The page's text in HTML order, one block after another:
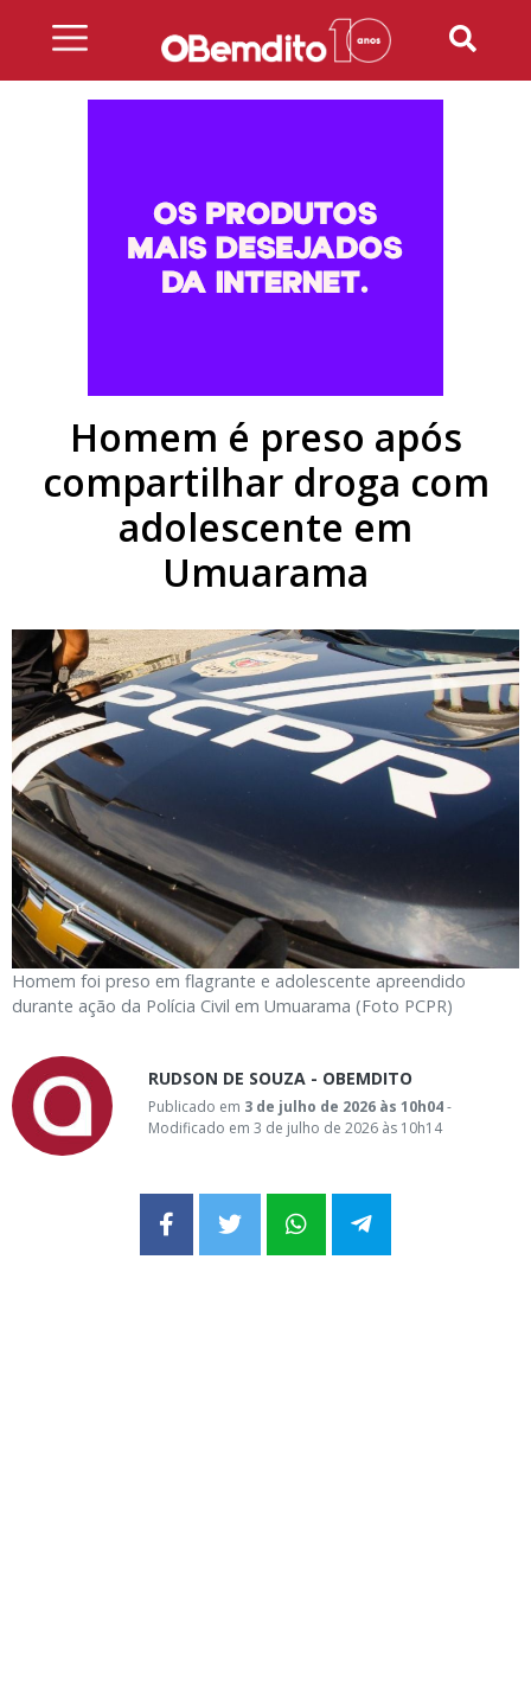
Homem é preso após
compartilhar droga com
adolescente em
Umuarama
Homem foi preso em flagrante e adolescente apreendido
durante ação da Polícia Civil em Umuarama (Foto PCPR)
RUDSON DE SOUZA - OBEMDITO
Publicado em 3 de julho de 2026 às 10h04-
Modificado em 3 de julho de 2026 às 10h14